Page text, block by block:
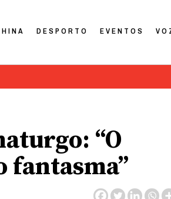
DESPORTO EVENTOS
“O
fantasma”